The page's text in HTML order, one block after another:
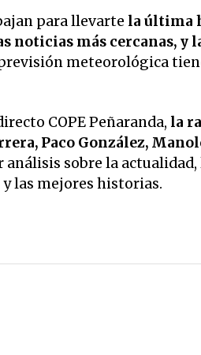
para llevarte la última
noticias más cercanas, y
meteorológica
COPE Peñaranda, la
Paco González,
análisis sobre la
las mejores historias.